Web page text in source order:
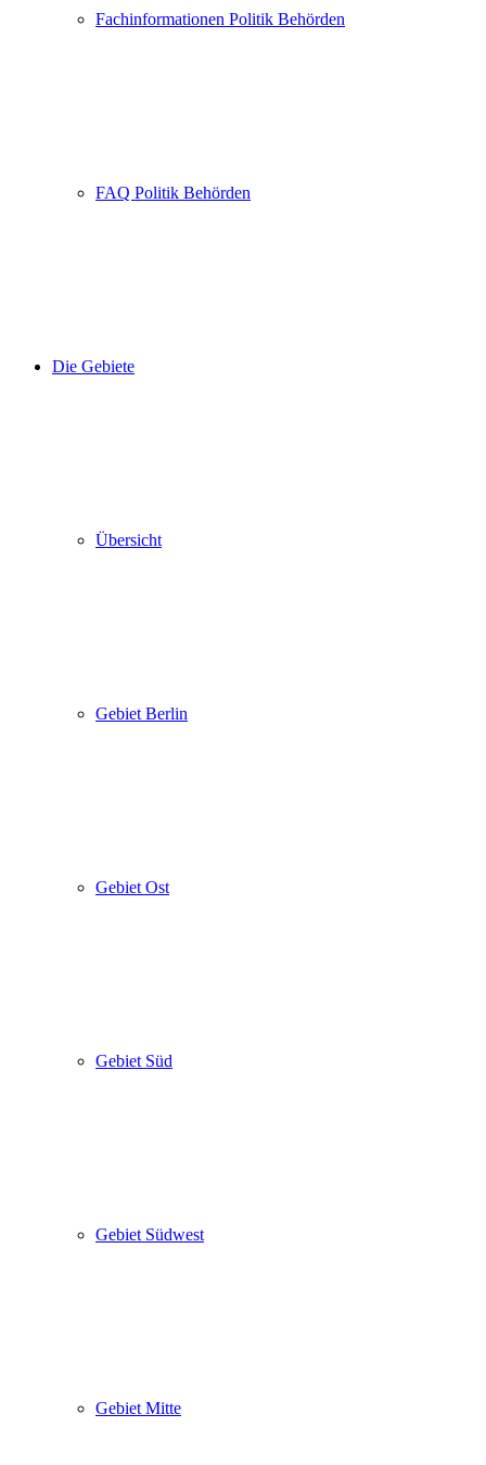
Fachinformationen Politik Behörden
FAQ Politik Behörden
Die Gebiete
Übersicht
Gebiet Berlin
Gebiet Ost
Gebiet Süd
Gebiet Südwest
Gebiet Mitte